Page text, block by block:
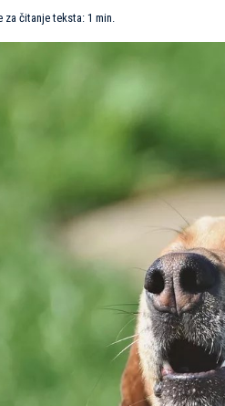
za čitanje teksta: 1 min.